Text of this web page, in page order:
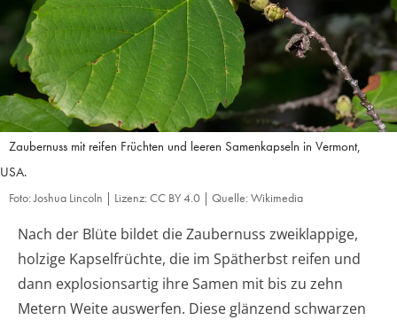
Zaubernuss mit reifen Früchten und leeren Samenkapseln in Vermont,
USA.
Foto: Joshua Lincoln | Lizenz: CC BY 4.0 | Quelle: Wikimedia
Nach der Blüte bildet die Zaubernuss zweiklappige,
holzige Kapselfrüchte, die im Spätherbst reifen und
dann explosionsartig ihre Samen mit bis zu zehn
Metern Weite auswerfen. Diese glänzend schwarzen